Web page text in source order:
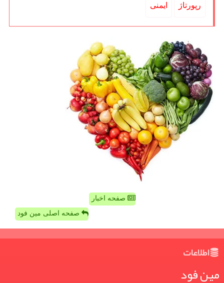
رپورتاژ ایمنی
صفحه اخبار
صفحه اصلی مین فود
اطلاعات
مین فود